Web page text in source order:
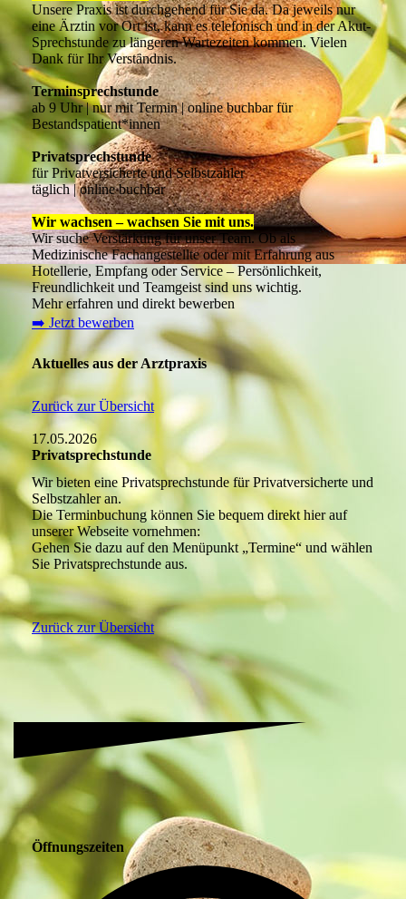
Unsere Praxis ist durchgehend für Sie da. Da jeweils nur
eine Ärztin vor Ort ist, kann es telefonisch und in der Akut-
Sprechstunde zu längeren Wartezeiten kommen. Vielen
Dank für Ihr Verständnis.
Terminsprechstunde
ab 9 Uhr | nur mit Termin | online buchbar für
Bestandspatient*innen
Privatsprechstunde
für Privatversicherte und Selbstzahler
täglich | online buchbar
Wir wachsen – wachsen Sie mit uns.
Wir suche Verstärkung für unser Team. Ob als
Medizinische Fachangestellte oder mit Erfahrung aus
Hotellerie, Empfang oder Service – Persönlichkeit,
Freundlichkeit und Teamgeist sind uns wichtig.
Mehr erfahren und direkt bewerben
➡️ Jetzt bewerben
Aktuelles aus der Arztpraxis
Zurück zur Übersicht
17.05.2026
Privatsprechstunde
Wir bieten eine Privatsprechstunde für Privatversicherte und
Selbstzahler an.
Die Terminbuchung können Sie bequem direkt hier auf
unserer Webseite vornehmen:
Gehen Sie dazu auf den Menüpunkt „Termine“ und wählen
Sie Privatsprechstunde aus.
Zurück zur Übersicht
Öffnungszeiten